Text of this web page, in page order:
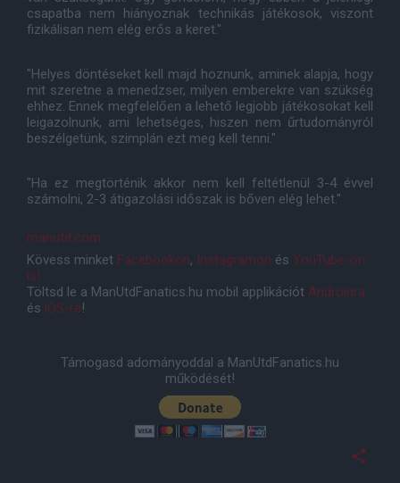
csapatba nem hiányoznak technikás játékosok, viszont
fizikálisan nem elég erős a keret."
"Helyes döntéseket kell majd hoznunk, aminek alapja, hogy
mit szeretne a menedzser, milyen emberekre van szükség
ehhez. Ennek megfelelően a lehető legjobb játékosokat kell
leigazolnunk, ami lehetséges, hiszen nem űrtudományról
beszélgetünk, szimplán ezt meg kell tenni."
"Ha ez megtörténik akkor nem kell feltétlenül 3-4 évvel
számolni, 2-3 átigazolási időszak is bőven elég lehet."
manutd.com
Kövess minket Facebookon, Instagramon és YouTube-on
is!
Töltsd le a ManUtdFanatics.hu mobil applikációt Androidra
és iOS-re!
Támogasd adományoddal a ManUtdFanatics.hu
működését!